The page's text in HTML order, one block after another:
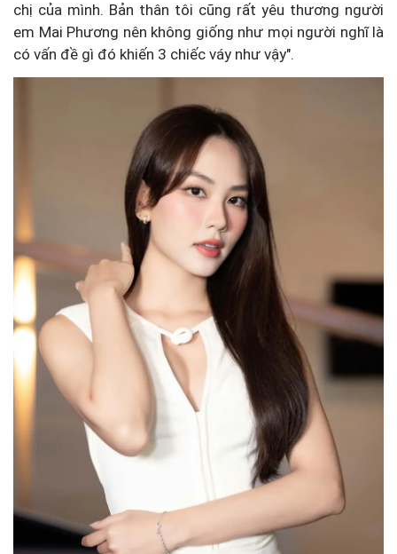
chị của mình. Bản thân tôi cũng rất yêu thương người
em Mai Phương nên không giống như mọi người nghĩ là
có vấn đề gì đó khiến 3 chiếc váy như vậy".